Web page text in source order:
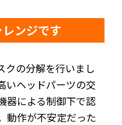
ンジです
クの分解を行いまし
いヘッドパーツの交
器による制御下で認
動作が不安定だった